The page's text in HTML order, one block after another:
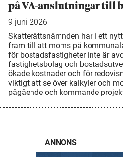
på VA-anslutningar till
9 juni 2026
Skatterättsnämnden har i ett
fram till att moms på
för bostadsfastigheter inte är
fastighetsbolag och
ökade kostnader och för
viktigt att se över kalkyler och
pågående och kommande
ANNONS